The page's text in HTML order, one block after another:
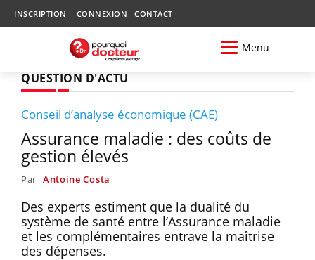
INSCRIPTION CONNEXION CONTACT
Menu
QUESTION D'ACTU
Conseil d’analyse économique (CAE)
Assurance maladie : des coûts de
gestion élevés
Par Antoine Costa
Des experts estiment que la dualité du
système de santé entre l’Assurance maladie
et les complémentaires entrave la maîtrise
des dépenses.